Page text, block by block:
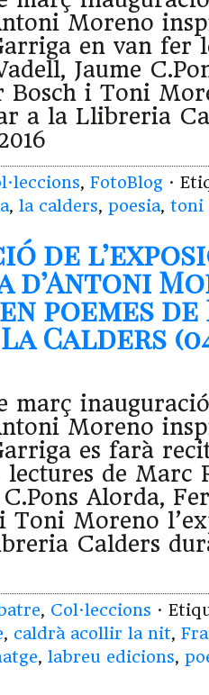
Moreno
en van fer
Jaume
Bosch i Toni
a la Llibreria
, FotoBlog ·
, la calders, poesia, toni
de
poemes
Calders
març
Moreno
es farà
lectures de Marc
C.Pons Alorda,
Toni Moreno
Calders
, Col·leccions ·
, caldrà acollir la nit,
, labreu edicions,